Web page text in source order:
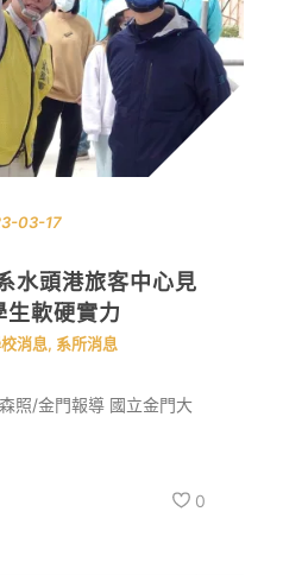
03-17
水頭港旅客中心見
生軟硬實力
消息, 系所消息
照/金門報導 國立金門大
0